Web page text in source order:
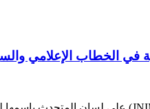
في الخطاب الإعلامي